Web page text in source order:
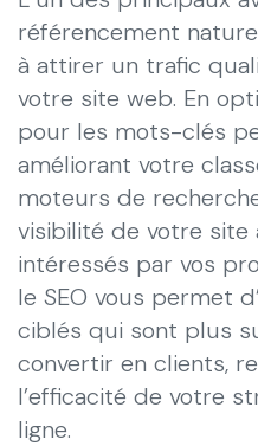
référencement
à attirer un trafic
votre site web. En
pour les mots-clés
améliorant votre
moteurs de
visibilité de votre
intéressés par vos
le SEO vous permet
ciblés qui sont plus
convertir en clients,
l’efficacité de votre
ligne.